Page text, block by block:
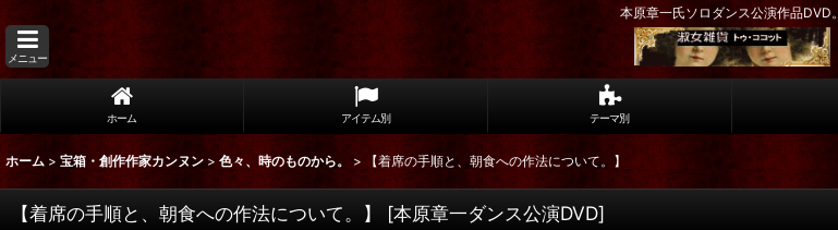
本原章一氏ソロダンス公演作品DVD。
メニュー
ホーム アイテム別 テーマ別
ホーム > 宝箱・創作作家カンヌン > 色々、時のものから。 > 【着席の手順と、朝食への作法について。】
【着席の手順と、朝食への作法について。】 [本原章一ダンス公演DVD]